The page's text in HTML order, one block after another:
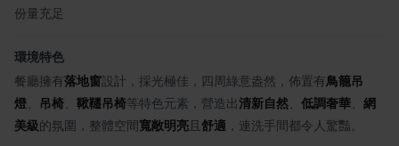
份量充足
環境特色
餐廳擁有落地窗設計，採光極佳，四周綠意盎然，佈置有鳥籠吊
燈、 吊椅、 鞦韆吊椅等特色元素，營造出清新自然、 低調奢華、 網
美級的氛圍，整體空間寬敞明亮 且 舒適 ，連洗手間都令人驚豔。